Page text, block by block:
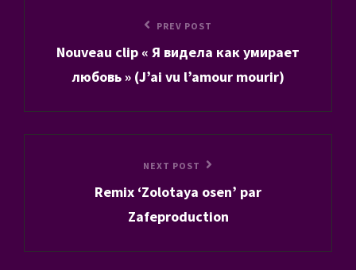
l’article
Post
PREV POST
Nouveau clip « Я видела как умирает
любовь » (J’ai vu l’amour mourir)
NEXT POST
Remix ‘Zolotaya osen’ par
Zafeproduction